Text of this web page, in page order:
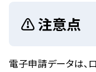
⚠️ 注意点
電子申請データは、